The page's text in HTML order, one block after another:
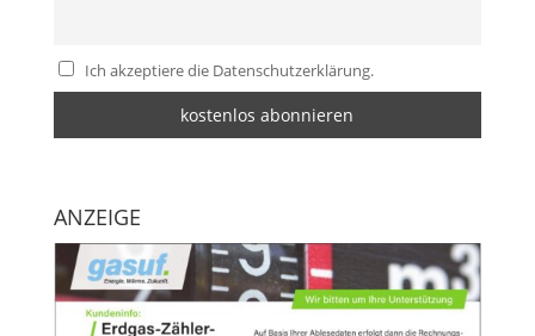
Ich akzeptiere die Datenschutzerklärung.
ANZEIGE